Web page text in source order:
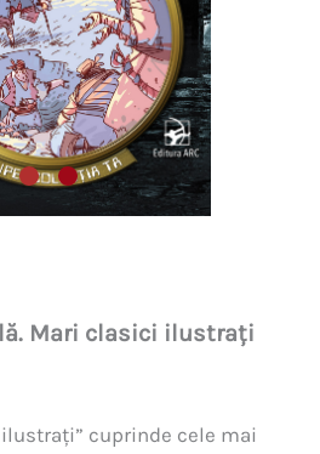
Mari clasici ilustrați
cuprinde cele mai